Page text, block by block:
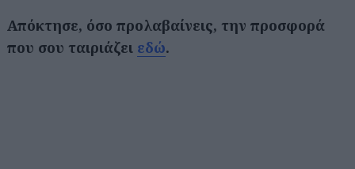
Απόκτησε, όσο προλαβαίνεις, την προσφορά
που σου ταιριάζει εδώ.